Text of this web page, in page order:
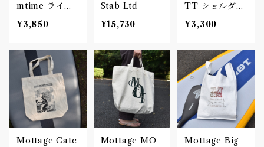
mtime ライト
ナイロン リッ
プストップショ
¥3,850
Stab Ltd
¥15,730
TT ショルダー
バッグ キャン
バス
¥3,300
Mottage Catc
Mottage MO
Mottage Big